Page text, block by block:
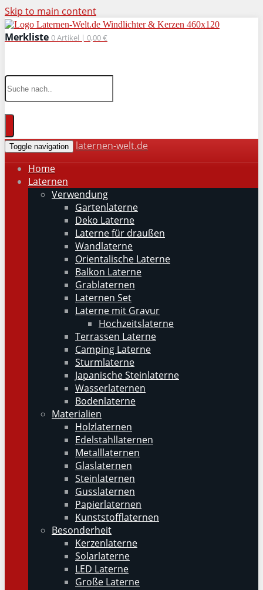
Skip to main content
Merkliste 0Artikel | 0,00 €
Toggle navigation
laternen-welt.de
Home
Laternen
Verwendung
Gartenlaterne
Deko Laterne
Laterne für draußen
Wandlaterne
Orientalische Laterne
Balkon Laterne
Grablaternen
Laternen Set
Laterne mit Gravur
Hochzeitslaterne
Terrassen Laterne
Camping Laterne
Sturmlaterne
Japanische Steinlaterne
Wasserlaternen
Bodenlaterne
Materialien
Holzlaternen
Edelstahllaternen
Metalllaternen
Glaslaternen
Steinlaternen
Gusslaternen
Papierlaternen
Kunststofflaternen
Besonderheit
Kerzenlaterne
Solarlaterne
LED Laterne
Große Laterne